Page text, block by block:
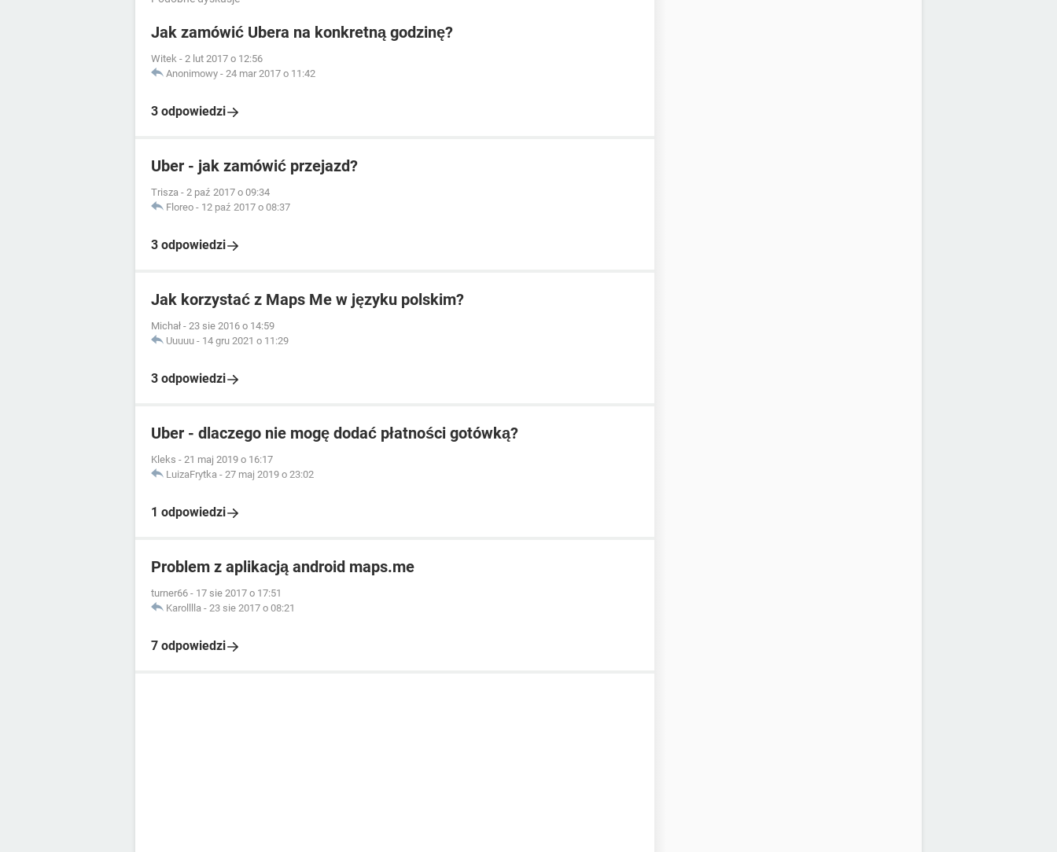
Jak zamówić Ubera na konkretną godzinę?
Witek - 2 lut 2017 o 12:56
Anonimowy - 24 mar 2017 o 11:42
3 odpowiedzi
Uber - jak zamówić przejazd?
Trisza - 2 paź 2017 o 09:34
Floreo - 12 paź 2017 o 08:37
3 odpowiedzi
Jak korzystać z Maps Me w języku polskim?
Michał - 23 sie 2016 o 14:59
Uuuuu - 14 gru 2021 o 11:29
3 odpowiedzi
Uber - dlaczego nie mogę dodać płatności gotówką?
Kleks - 21 maj 2019 o 16:17
LuizaFrytka - 27 maj 2019 o 23:02
1 odpowiedzi
Problem z aplikacją android maps.me
turner66 - 17 sie 2017 o 17:51
Karolllla - 23 sie 2017 o 08:21
7 odpowiedzi